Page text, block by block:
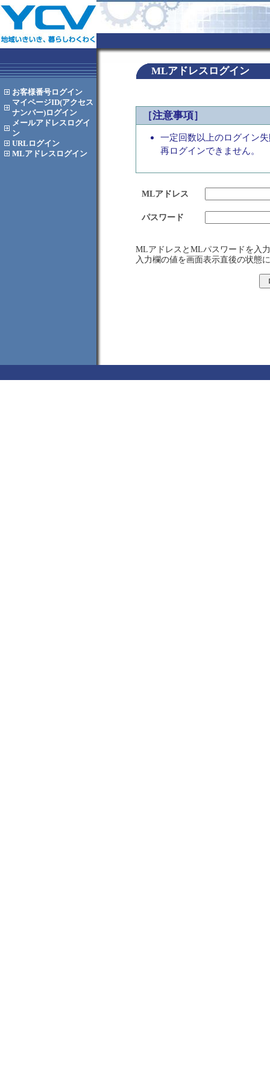
お客様番号ログイン
マイページID(アクセス
ナンバー)ログイン
メールアドレス ログイ
ン
URL ログイン
MLアドレス ログイン
MLアドレスログイン
［注意事項］
一定回数以上のログイン
再ログインできません。
MLアドレス
パスワード
MLアドレスとMLパスワードを入
入力欄の値を画面表示直後の状態